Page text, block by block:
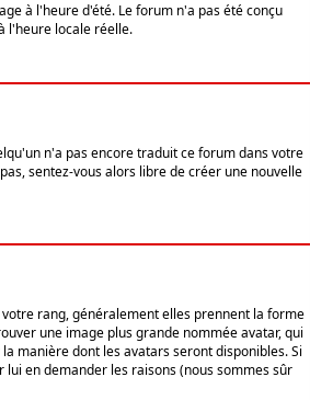
à l'heure d'été. Le forum n'a pas été conçu
l'heure locale réelle.
n'a pas encore traduit ce forum dans votre
sentez-vous alors libre de créer une nouvelle
rang, généralement elles prennent la forme
une image plus grande nommée avatar, qui
manière dont les avatars seront disponibles. Si
en demander les raisons (nous sommes sûr